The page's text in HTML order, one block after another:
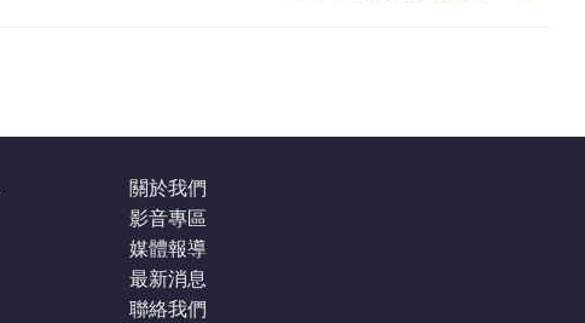
關於我們
影音專區
媒體報導
最新消息
聯絡我們